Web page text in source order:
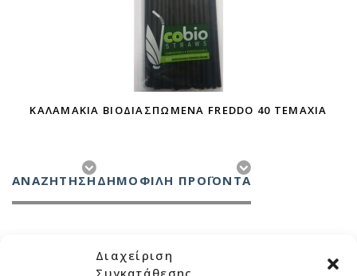
Διαχείριση
Συγκατάθεσης
ΚΑΛΑΜΆΚΙΑ ΒΙΟΔΙΑΣΠΏΜΕΝΑ FREDDO 40 ΤΕΜΆΧΙΑ
ΑΝΑΖΉΤΗΣΗ ΔΗΜΟΦΙΛΗ ΠΡΟΪΟΝΤΑ